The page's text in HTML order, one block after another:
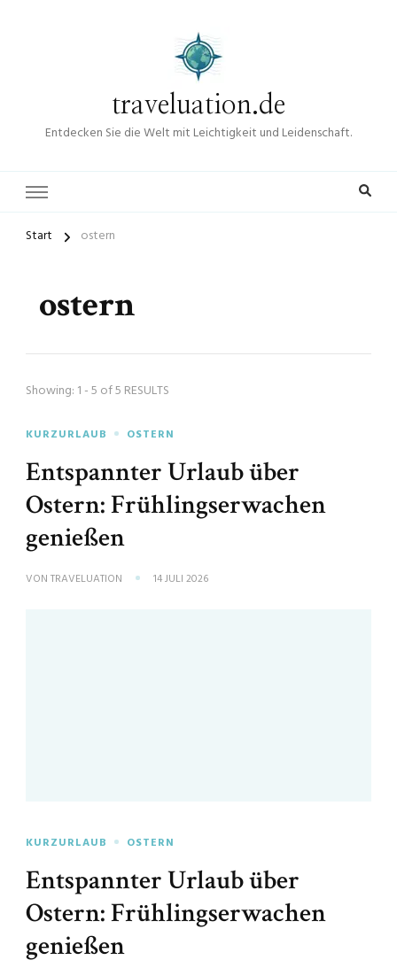
traveluation.de
Entdecken Sie die Welt mit Leichtigkeit und Leidenschaft.
Start ostern
ostern
Showing: 1 - 5 of 5 RESULTS
KURZURLAUB OSTERN
Entspannter Urlaub über
Ostern: Frühlingserwachen
genießen
VON TRAVELUATION 14 JULI 2026
KURZURLAUB OSTERN
Entspannter Urlaub über
Ostern: Frühlingserwachen
genießen